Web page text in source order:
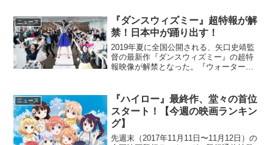
つティザービジュアルが公開となった。
まさかの実写化！伝説の...
ニュース
『ダンスウィズミー』超特報が解
禁！日本中が踊り出す！
2019年夏に全国公開される、矢口史靖監
督の最新作『ダンスウィズミー』の超特
報映像が解禁となった。『ウォーターボ
女を、『ハッピーフライト』では航空会
社で働く人々を主役に...
ニュース
『ハイロー』最終作、堂々の首位
スタート！【今週の映画ランキン
グ】
先週末（2017年11月11日〜11月12日）の